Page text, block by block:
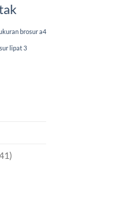
brosur a4
lipat 3